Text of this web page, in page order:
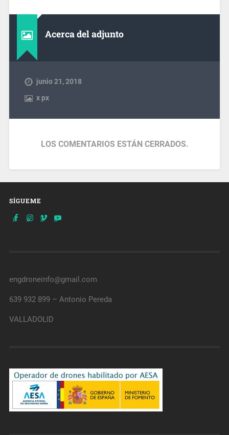
Acerca del adjunto
junio 21, 2018
xpx
LOS COMENTARIOS ESTÁN CERRADOS.
SÍGUEME
engdroneinfo@gmail.com
639 932 899 – Antonio Pereda
VALLADOLID